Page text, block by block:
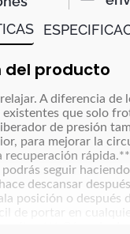
del producto
A diferencia de
existentes que solo
de presión
para mejorar la
recuperación
seguir
descansar
posición o después
de portar en